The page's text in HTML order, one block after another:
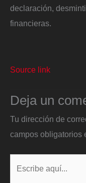
declaración,
financieras.
Source link
Deja un
Tu dirección de
campos obligatorios